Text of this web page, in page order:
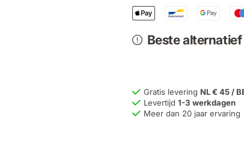
Beste
Gratis leveringNL € 45 /
Levertijd1-3 werkdagen
Meer dan 20 jaar ervaring